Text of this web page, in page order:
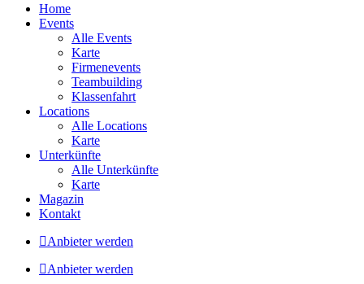
Home
Events
Alle Events
Karte
Firmenevents
Teambuilding
Klassenfahrt
Locations
Alle Locations
Karte
Unterkünfte
Alle Unterkünfte
Karte
Magazin
Kontakt
Anbieter werden
Anbieter werden